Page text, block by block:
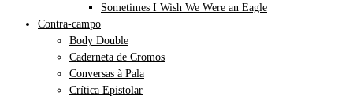
Sometimes I Wish We Were an Eagle
Contra-campo
Body Double
Caderneta de Cromos
Conversas à Pala
Crítica Epistolar